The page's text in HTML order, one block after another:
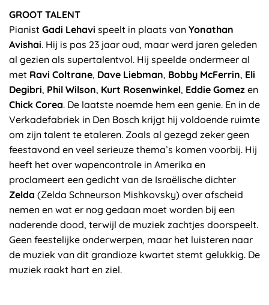
GROOT TALENT
Pianist Gadi Lehavi speelt in plaats van Yonathan
Avishai. Hij is pas 23 jaar oud, maar werd jaren geleden
al gezien als supertalentvol. Hij speelde ondermeer al
met Ravi Coltrane, Dave Liebman, Bobby McFerrin, Eli
Degibri, Phil Wilson, Kurt Rosenwinkel, Eddie Gomez en
Chick Corea. De laatste noemde hem een genie. En in de
Verkadefabriek in Den Bosch krijgt hij voldoende ruimte
om zijn talent te etaleren. Zoals al gezegd zeker geen
feestavond en veel serieuze thema’s komen voorbij. Hij
heeft het over wapencontrole in Amerika en
proclameert een gedicht van de Israëlische dichter
Zelda (Zelda Schneurson Mishkovsky) over afscheid
nemen en wat er nog gedaan moet worden bij een
naderende dood, terwijl de muziek zachtjes doorspeelt.
Geen feestelijke onderwerpen, maar het luisteren naar
de muziek van dit grandioze kwartet stemt gelukkig. De
muziek raakt hart en ziel.